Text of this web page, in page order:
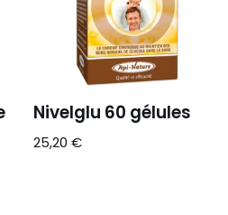
Nivelglu 60 gélules
25,20€